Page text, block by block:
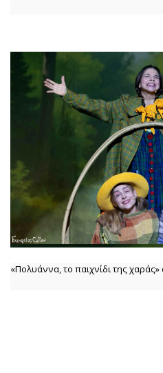
«Πολυάννα, το παιχνίδι της